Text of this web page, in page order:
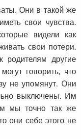
Они в такой же
свои чувства.
видели как
свои потери.
другие
говорить, что
не упомянут. Они
выключены. Им
мы точно так же
они себе этого не